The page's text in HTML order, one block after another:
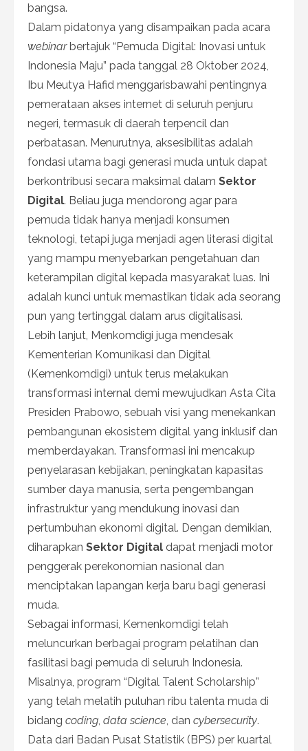
bangsa.
Dalam pidatonya yang disampaikan pada acara
webinarbertajuk “Pemuda Digital: Inovasi untuk
Indonesia Maju” pada tanggal 28 Oktober 2024,
Ibu Meutya Hafid menggarisbawahi pentingnya
pemerataan akses internet di seluruh penjuru
negeri, termasuk di daerah terpencil dan
perbatasan. Menurutnya, aksesibilitas adalah
fondasi utama bagi generasi muda untuk dapat
berkontribusi secara maksimal dalam Sektor
Digital. Beliau juga mendorong agar para
pemuda tidak hanya menjadi konsumen
teknologi, tetapi juga menjadi agen literasi digital
yang mampu menyebarkan pengetahuan dan
keterampilan digital kepada masyarakat luas. Ini
adalah kunci untuk memastikan tidak ada seorang
pun yang tertinggal dalam arus digitalisasi.
Lebih lanjut, Menkomdigi juga mendesak
Kementerian Komunikasi dan Digital
(Kemenkomdigi) untuk terus melakukan
transformasi internal demi mewujudkan Asta Cita
Presiden Prabowo, sebuah visi yang menekankan
pembangunan ekosistem digital yang inklusif dan
memberdayakan. Transformasi ini mencakup
penyelarasan kebijakan, peningkatan kapasitas
sumber daya manusia, serta pengembangan
infrastruktur yang mendukung inovasi dan
pertumbuhan ekonomi digital. Dengan demikian,
diharapkan Sektor Digital dapat menjadi motor
penggerak perekonomian nasional dan
menciptakan lapangan kerja baru bagi generasi
muda.
Sebagai informasi, Kemenkomdigi telah
meluncurkan berbagai program pelatihan dan
fasilitasi bagi pemuda di seluruh Indonesia.
Misalnya, program “Digital Talent Scholarship”
yang telah melatih puluhan ribu talenta muda di
bidang coding data science , dan cybersecurity.
Data dari Badan Pusat Statistik (BPS) per kuartal